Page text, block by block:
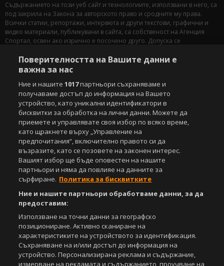
Съдържанието на този уеб сайт и технологиите, използвани в него, са
под закрила на Закона за авторското право и сродните му права.
Всички статии, репортажи, интервюта и други текстови, графични и
видео материали, публикувани в сайта, са собственост на Агенция
Спортал, освен ако изрично е посочено друго. Допуска се
Агенция Спортал, посочване на източника и добавяне на линк към
www.sportal.bg. Използването на графични и видео материали,
санкционирани с цялата строгост на закона.
СвалиБЕЗПЛАТНОТОприложение за:
Android
Powered by:
Поверителността на Вашите данни е
важна за нас
Ние и нашите1017партньори съхраняваме и
получаваме достъп до информация на Вашето
устройство, като уникални идентификатори в
бисквитки за обработка на лични данни. Можете да
приемете и управлявате своя избор по всяко време,
като щракнете върху „Управление на
предпочитания“, включително правото си да
възразите, като се позовете на законен интерес.
Вашият избор ще бъде оповестен на нашите
партньори и няма да повлияе на данните за
сърфиране. Политика за бисквитките
Ние и нашите партньори обработваме данни, за да
предоставим:
Използване на точни данни за географско
позициониране. Активно сканиране на
характеристиките на устройството за идентификация.
Съхраняване на и/или достъп до информация на
устройство. Персонализирана реклама и съдържание,
измерване на рекламата и съдържанието, проучване на